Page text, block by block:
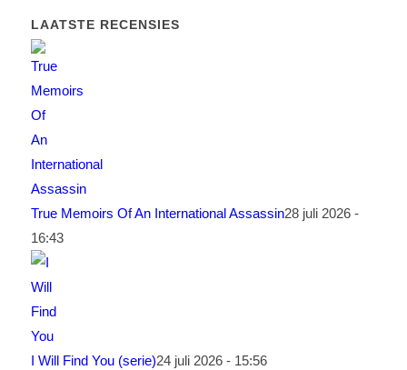
LAATSTE RECENSIES
True Memoirs Of An International Assassin28 juli 2026 -
16:43
I Will Find You (serie)24 juli 2026 - 15:56